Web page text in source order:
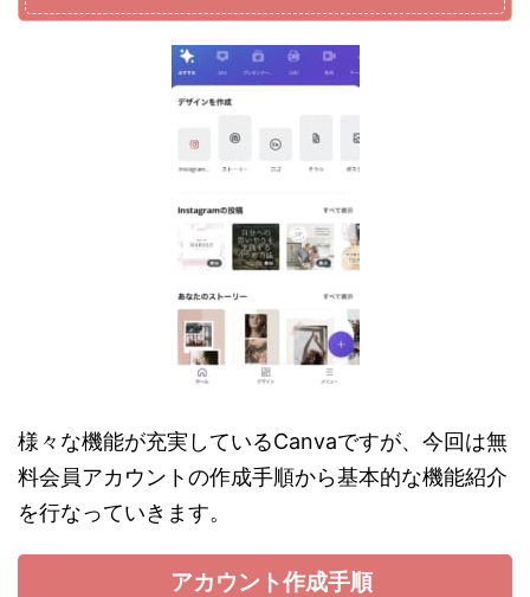
様々な機能が充実しているCanvaですが、今回は無
料会員アカウントの作成手順から基本的な機能紹介
を行なっていきます。
アカウント作成手順